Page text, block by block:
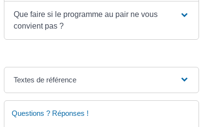
Que faire si le programme au pair ne vous
convient pas ?
Textes de référence
Questions ? Réponses !